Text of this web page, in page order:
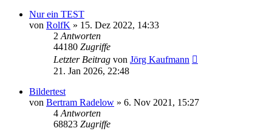
Nur ein TEST
von RolfK » 15. Dez 2022, 14:33
2 Antworten
44180 Zugriffe
Letzter Beitrag von Jörg Kaufmann
21. Jan 2026, 22:48
Bildertest
von Bertram Radelow » 6. Nov 2021, 15:27
4 Antworten
68823 Zugriffe